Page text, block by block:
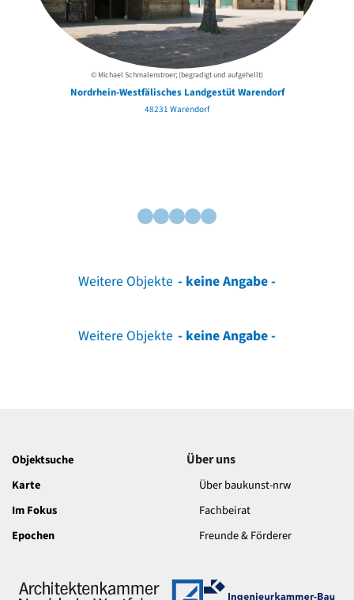
© Michael Schmalenstroer; (begradigt und aufgehellt)
Nordrhein-Westfälisches Landgestüt Warendorf
48231 Warendorf
Weitere Objekte - keine Angabe -
Weitere Objekte - keine Angabe -
Objektsuche
Karte
Im Fokus
Epochen
Über uns
Über baukunst-nrw
Fachbeirat
Freunde & Förderer